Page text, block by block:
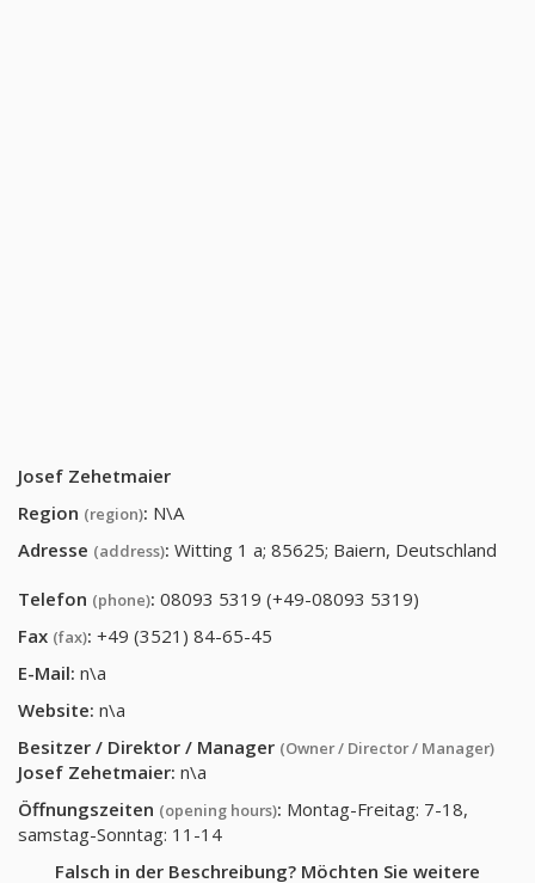
Josef Zehetmaier
Region (region): N\A
Adresse (address): Witting 1 a; 85625; Baiern, Deutschland
Telefon (phone): 08093 5319 (+49-08093 5319)
Fax (fax): +49 (3521) 84-65-45
E-Mail: n\a
Website: n\a
Besitzer / Direktor / Manager (Owner / Director / Manager)
Josef Zehetmaier: n\a
Öffnungszeiten (opening hours): Montag-Freitag: 7-18,
samstag-Sonntag: 11-14
Falsch in der Beschreibung? Möchten Sie weitere